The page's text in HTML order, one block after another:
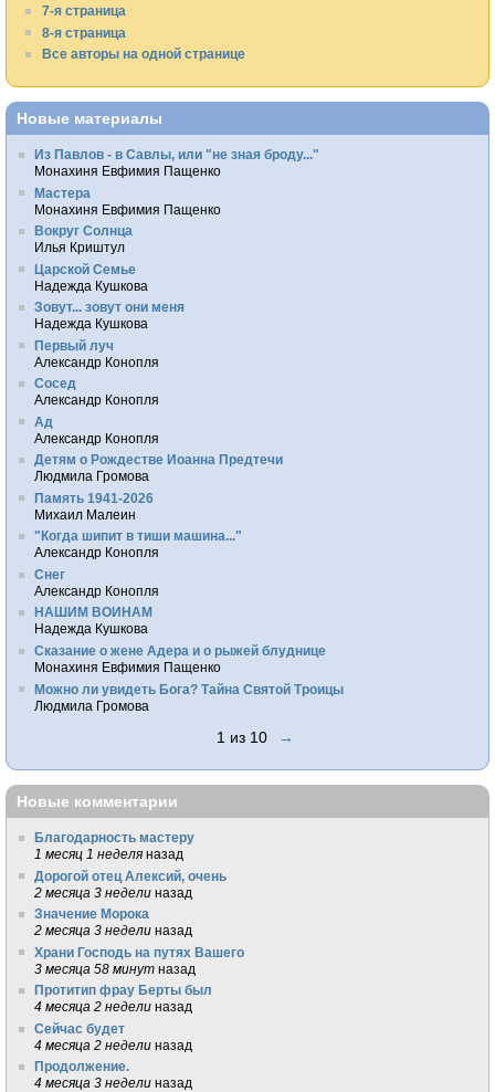
7-я страница
8-я страница
Все авторы на одной странице
Новые материалы
Из Павлов - в Савлы, или "не зная броду..."
Монахиня Евфимия Пащенко
Мастера
Монахиня Евфимия Пащенко
Вокруг Солнца
Илья Криштул
Царской Семье
Надежда Кушкова
Зовут... зовут они меня
Надежда Кушкова
Первый луч
Александр Конопля
Сосед
Александр Конопля
Ад
Александр Конопля
Детям о Рождестве Иоанна Предтечи
Людмила Громова
Память 1941-2026
Михаил Малеин
"Когда шипит в тиши машина..."
Александр Конопля
Снег
Александр Конопля
НАШИМ ВОИНАМ
Надежда Кушкова
Сказание о жене Адера и о рыжей блуднице
Монахиня Евфимия Пащенко
Можно ли увидеть Бога? Тайна Святой Троицы
Людмила Громова
1 из 10 →
Новые комментарии
Благодарность мастеру
1 месяц 1 неделя назад
Дорогой отец Алексий, очень
2 месяца 3 недели назад
Значение Морока
2 месяца 3 недели назад
Храни Господь на путях Вашего
3 месяца 58 минут назад
Протитип фрау Берты был
4 месяца 2 недели назад
Сейчас будет
4 месяца 2 недели назад
Продолжение.
4 месяца 3 недели назад